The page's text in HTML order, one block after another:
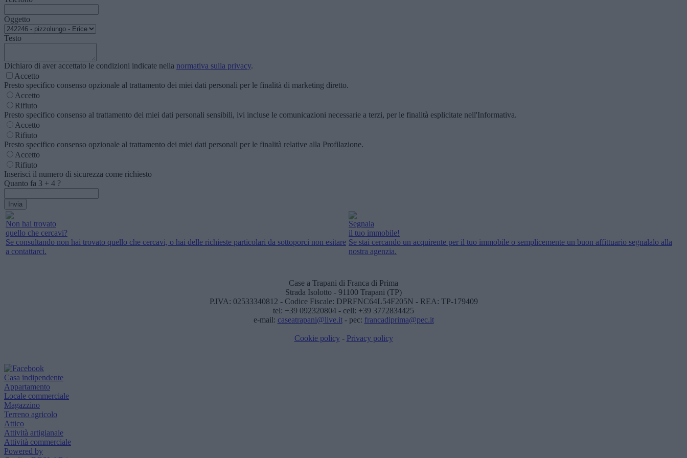
Oggetto
Testo
Dichiaro di aver accettato le condizioni indicate nella normativa sulla privacy.
Accetto
Presto specifico consenso opzionale al trattamento dei miei dati personali per le finalità di marketing diretto.
Accetto
Rifiuto
Presto specifico consenso al trattamento dei miei dati personali sensibili, ivi incluse le comunicazioni necessarie a terzi, per le finalità esplicitate nell'Informativa.
Accetto
Rifiuto
Presto specifico consenso opzionale al trattamento dei miei dati personali per le finalità relative alla Profilazione.
Accetto
Rifiuto
Inserisci il numero di sicurezza come richiesto
Quanto fa 3 + 4 ?
Non hai trovato
quello che cercavi?
Se consultando non hai trovato quello che cercavi, o hai delle richieste particolari da sottoporci non esitare
a contattarci.
Segnala
il tuo immobile!
Se stai cercando un acquirente per il tuo immobile o semplicemente un buon affittuario segnalalo alla
nostra agenzia.
Case a Trapani di Franca di Prima
Strada Isolotto - 91100 Trapani (TP)
P.IVA: 02533340812 - Codice Fiscale: DPRFNC64L54F205N - REA: TP-179409
tel: +39 092320804 - cell: +39 3772834425
e-mail: caseatrapani@live.it- pec: francadiprima@pec.it
Cookie policy- Privacy policy
Casa indipendente
Appartamento
Locale commerciale
Magazzino
Terreno agricolo
Attico
Attività artigianale
Attività commerciale
Powered by